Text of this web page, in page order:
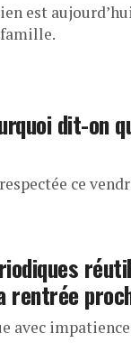
est
dit-on
ce
rentrée
avec